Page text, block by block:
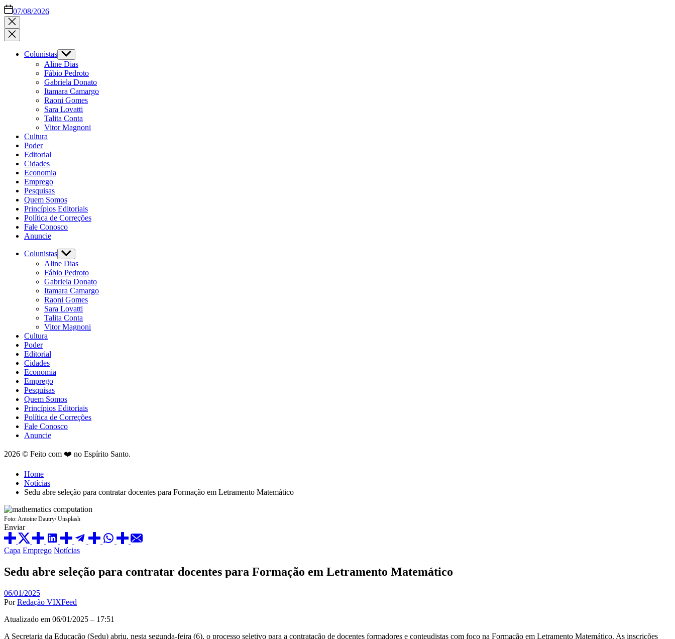
07/08/2026
Close
search
Colunistas Show
sub
menu
Aline Dias
Fábio Pedroto
Gabriela Donato
Itamara Camargo
Raoni Gomes
Sara Lovatti
Talita Conta
Vitor Magnoni
Cultura
Poder
Editorial
Cidades
Economia
Emprego
Pesquisas
Quem Somos
Princípios Editoriais
Política de Correções
Fale Conosco
Anuncie
Colunistas Show
sub
menu
Aline Dias
Fábio Pedroto
Gabriela Donato
Itamara Camargo
Raoni Gomes
Sara Lovatti
Talita Conta
Vitor Magnoni
Cultura
Poder
Editorial
Cidades
Economia
Emprego
Pesquisas
Quem Somos
Princípios Editoriais
Política de Correções
Fale Conosco
Anuncie
2026 © Feito com ❤️ no Espírito Santo.
Home
Notícias
Sedu abre seleção para contratar docentes para Formação em Letramento Matemático
Foto: Antoine Dautry/ Unsplash
Enviar
Posted
Capa Emprego Notícias
Sedu abre seleção para contratar docentes para Formação em Letramento Matemático
06/01/2025
Por Redação VIXFeed
Atualizado em 06/01/2025 – 17:51
A Secretaria da Educação (Sedu) abriu, nesta segunda-feira (6), o processo seletivo para a contratação de docentes formadores e conteudistas com foco na Formação em Letramento Matemático. As inscrições